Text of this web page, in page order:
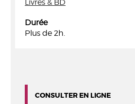
Livres & BD
Durée
Plus de 2h.
CONSULTER EN LIGNE